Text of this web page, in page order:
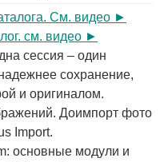
См. видео ►
см. видео ►
сессия – один
сохранение,
и оригиналом.
Доимпорт фото
Import.
основные модули и